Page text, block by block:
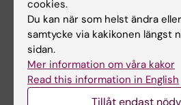
Vladana Vukojevic
KCP T Lundgren
Ingrid Kockum
Eva Kosek
Johan Lundström
Bo Melin
Utbildning Wahlberg/Ramsey
Emelie Friberg
Ellenor Mittendorfer-Rutz
Pia Svedberg
Ekonomi - Imaging core-
Klicka på respektive
till rätt person.
För forskare som inte hör till
ekonomi@cns.ki.se
cookies.
Du kan när som helst ändra
samtycke via kakikonen längst
sidan.
Mer information om våra kakor
Read this information in English
Tillåt endast